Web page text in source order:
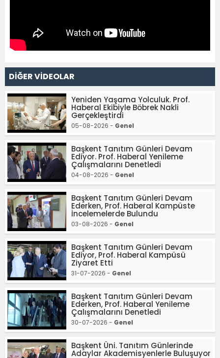
DİĞER VİDEOLAR
Yeniden Yaşama Yolculuk. Prof.
Haberal Ekibiyle Böbrek Nakli
Gerçekleştirdi
05-08-2026 - Genel
Başkent Tanıtım Günleri Devam
Ediyor. Prof. Haberal Yenileme
Çalışmalarını Denetledi
04-08-2026 - Genel
Başkent Tanıtım Günleri Devam
Ederken, Prof. Haberal Kampüste
İncelemelerde Bulundu
03-08-2026 - Genel
Başkent Tanıtım Günleri Devam
Ediyor, Prof. Haberal Kampüsü
Ziyaret Etti
31-07-2026 - Genel
Başkent Tanıtım Günleri Devam
Ederken, Prof. Haberal Yenileme
Çalışmalarını Denetledi
30-07-2026 - Genel
Başkent Üni. Tanıtım Günlerinde
Adaylar Akademisyenlerle Buluşuyor